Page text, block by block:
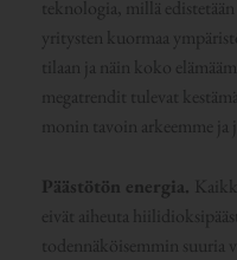
teknologia, millä
yritysten kuormaa
tilaan ja näin koko
megatrendit tulevat
monin tavoin arkeemme ja
Päästötön energia.
eivät aiheuta
todennäköisemmin suuria